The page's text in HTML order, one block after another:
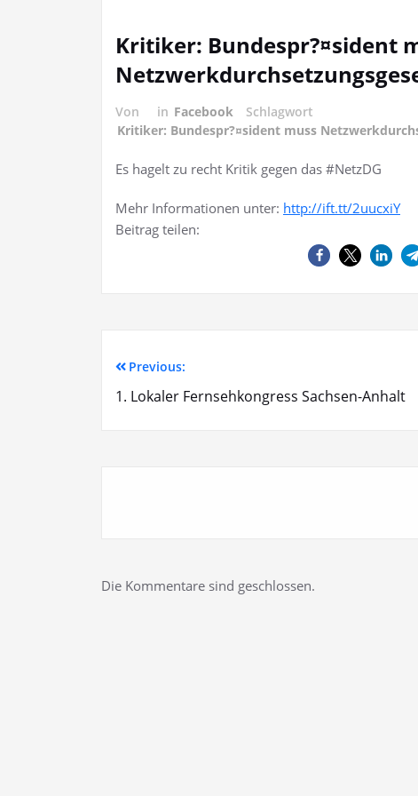
Kritiker: Bundespr?¤sident
Von in Facebook
Schlagwort
Kritiker: Bundespr?¤sident muss
Es hagelt zu recht Kritik gegen das #NetzDG
Mehr Informationen unter: http://ift.tt/2uucxiY
Beitrag teilen:
Previous:
1. Lokaler Fernsehkongress Sachsen-Anhalt
Die Kommentare sind geschlossen.